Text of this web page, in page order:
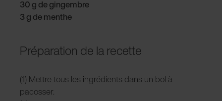
30 g de gingembre
3 g de menthe
Préparation de la recette
(1) Mettre tous les ingrédients dans un bol à
pacosser.